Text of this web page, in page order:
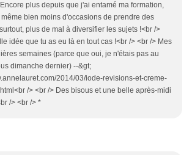
plus depuis que j'ai entamé ma formation,
bien moins d'occasions de prendre des
plus de mal à diversifier les sujets !<br />
idée que tu as eu là en tout cas !<br /> <br /> Mes
semaines (parce que oui, je n'étais pas au
dimanche dernier) --&gt;
2014/03/iode-revisions-et-creme-
/> <br /> Des bisous et une belle après-midi
/> <br /> *